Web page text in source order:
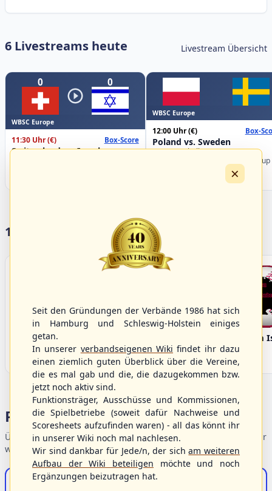
6 Livestreams heute Livestream Übersicht
0 0
WBSC Europe
11:30 Uhr(€) Box-Score
Switzerland vs. Israel
WBSC Europe
12:00 Uhr(€) Box-
Poland vs. Sweden
U-23 Baseball European
Championship B Pool 2026 - Group
17 Vereine im S/HBV
Bargenstedt
Beavers
Fehmarn
Portalbereiche
Übersicht der Verbandsbereiche – wählen Sie einen Einstieg für
weiterführende Informationen.
S/HBV-Shop
×
Seit den Gründungen der Verbände 1986 hat sich
in Hamburg und Schleswig-Holstein einiges
getan.
In unserer verbandseigenen Wiki findet ihr dazu
einen ziemlich guten Überblick über die Vereine,
die es mal gab und die, die dazugekommen bzw.
jetzt noch aktiv sind.
Funktionsträger, Ausschüsse und Kommissionen,
die Spielbetriebe (soweit dafür Nachweise und
Scoresheets aufzufinden waren) - all das könnt ihr
in unserer Wiki noch mal nachlesen.
Wir sind dankbar für Jede/n, der sicham weiteren
Aufbau der Wiki beteiligen möchte und noch
Ergänzungen beizutragen hat.